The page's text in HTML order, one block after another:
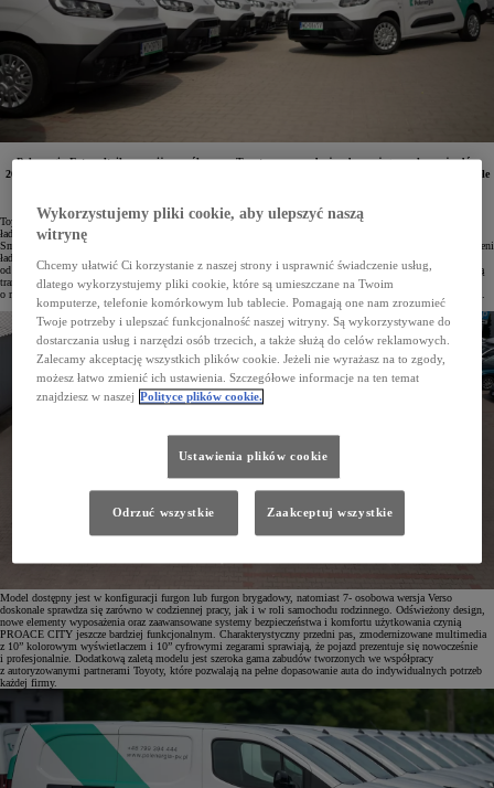
Polenergia Fotowoltaika rozwija współpracę z Toyotą, wprowadzając do swojego parku pojazdów
26 nowych samochodów z gamy Toyota Professional. Wybór padł na praktyczne i niezawodne modele
Toyota PROACE CITY to lider wśród lekkich pojazdów użytkowych (LCV), wyróżniający się znakomitą
ładownością do 1000 kg oraz możliwością przewozu ładunków o długości nawet 2,2 m dzięki systemowi
Smart Cargo. Ten kompaktowy van zachwyca funkcjonalnością i przemyślanym zagospodarowaniem przestrzeni
ładunkowej, co wielokrotnie doceniali niezależni eksperci. W zależności od wersji PROACE CITY oferuje
od 3,9 do 4,4 m³ przestrzeni ładunkowej w wersji z długim rozstawem osi – obecnie największą pojemnością
transportową w klasie. Klienci mogą wybierać między silnikami benzynowymi o mocy 110 KM, dieslami
o mocy od 100 do 130 KM, a także wersją w pełni elektryczną z zasięgiem do 330 km na jednym ładowaniu.
Model dostępny jest w konfiguracji furgon lub furgon brygadowy, natomiast 7- osobowa wersja Verso
doskonale sprawdza się zarówno w codziennej pracy, jak i w roli samochodu rodzinnego. Odświeżony design,
nowe elementy wyposażenia oraz zaawansowane systemy bezpieczeństwa i komfortu użytkowania czynią
PROACE CITY jeszcze bardziej funkcjonalnym. Charakterystyczny przedni pas, zmodernizowane multimedia
z 10” kolorowym wyświetlaczem i 10” cyfrowymi zegarami sprawiają, że pojazd prezentuje się nowocześnie
i profesjonalnie. Dodatkową zaletą modelu jest szeroka gama zabudów tworzonych we współpracy
z autoryzowanymi partnerami Toyoty, które pozwalają na pełne dopasowanie auta do indywidualnych potrzeb
każdej firmy.
Wykorzystujemy pliki cookie, aby ulepszyć naszą
witrynę
Chcemy ułatwić Ci korzystanie z naszej strony i usprawnić świadczenie usług,
dlatego wykorzystujemy pliki cookie, które są umieszczane na Twoim
komputerze, telefonie komórkowym lub tablecie. Pomagają one nam zrozumieć
Twoje potrzeby i ulepszać funkcjonalność naszej witryny. Są wykorzystywane do
dostarczania usług i narzędzi osób trzecich, a także służą do celów reklamowych.
Zalecamy akceptację wszystkich plików cookie. Jeżeli nie wyrażasz na to zgody,
możesz łatwo zmienić ich ustawienia. Szczegółowe informacje na ten temat
znajdziesz w naszej Polityce plików cookie.
Ustawienia plików cookie
Odrzuć wszystkie Zaakceptuj wszystkie